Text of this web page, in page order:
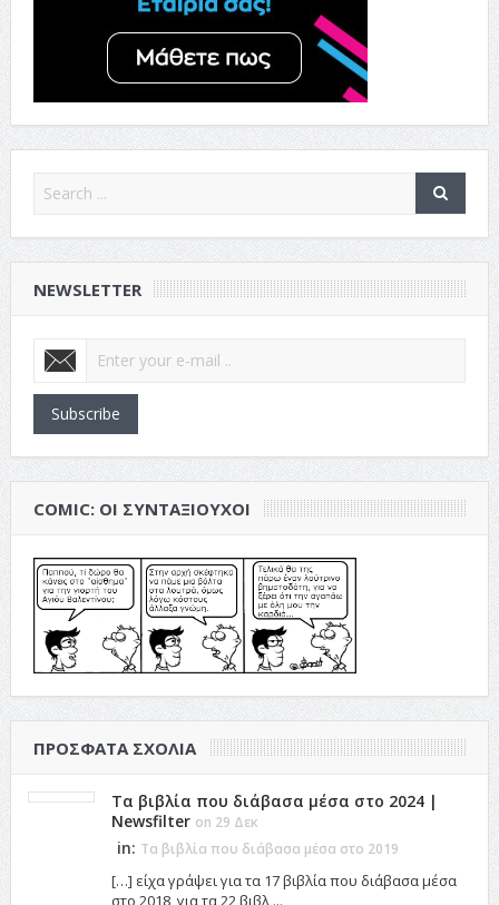
NEWSLETTER
Subscribe
COMIC: ΟΙ ΣΥΝΤΑΞΙΟΎΧΟΙ
ΠΡΌΣΦΑΤΑ ΣΧΌΛΙΑ
Τα βιβλία που διάβασα μέσα στο 2024 |
Newsfilter on 29 Δεκ
in: Τα βιβλία που διάβασα μέσα στο 2019
[…] είχα γράψει για τα 17 βιβλία που διάβασα μέσα
στο 2018, για τα 22 βιβλ ...